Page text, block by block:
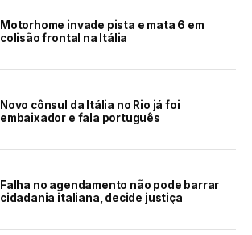
Motorhome invade pista e mata 6 em
colisão frontal na Itália
Novo cônsul da Itália no Rio já foi
embaixador e fala português
Falha no agendamento não pode barrar
cidadania italiana, decide justiça